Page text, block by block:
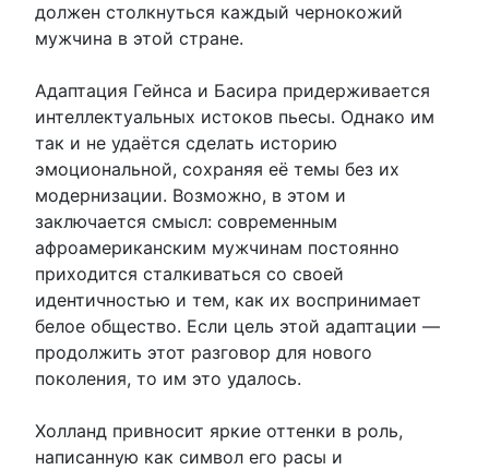
должен столкнуться каждый чернокожий
мужчина в этой стране.
Адаптация Гейнса и Басира придерживается
интеллектуальных истоков пьесы. Однако им
так и не удаётся сделать историю
эмоциональной, сохраняя её темы без их
модернизации. Возможно, в этом и
заключается смысл: современным
афроамериканским мужчинам постоянно
приходится сталкиваться со своей
идентичностью и тем, как их воспринимает
белое общество. Если цель этой адаптации —
продолжить этот разговор для нового
поколения, то им это удалось.
Холланд привносит яркие оттенки в роль,
написанную как символ его расы и